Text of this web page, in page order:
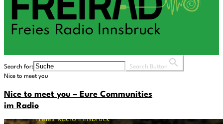
Search for:
Search Button
Nice to meet you
Nice to meet you – Eure Communities
im Radio